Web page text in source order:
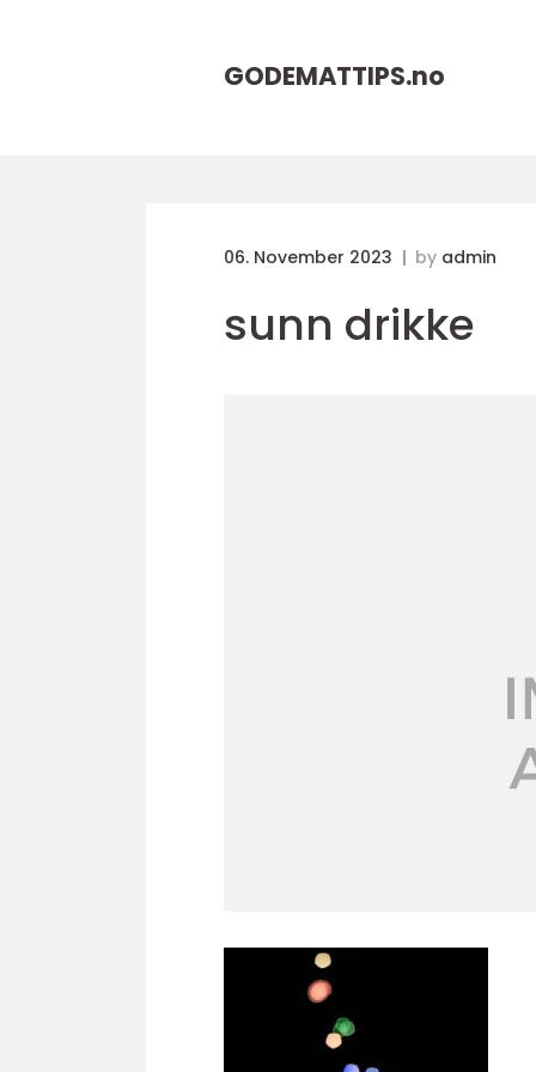
GODEMATTIPS.no
06. November 2023 by admin
sunn drikke